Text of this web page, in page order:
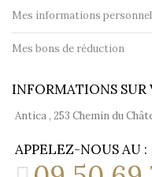
Mes informations
Mes bons de réduction
INFORMATIONS
Antica , 253 Chemin du
APPELEZ-NOUS AU :